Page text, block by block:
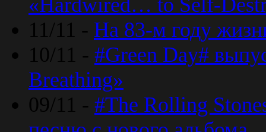
11/11 - На 83-м году
10/11 - #Green Day#
Breathing»
09/11 - #The Rolling